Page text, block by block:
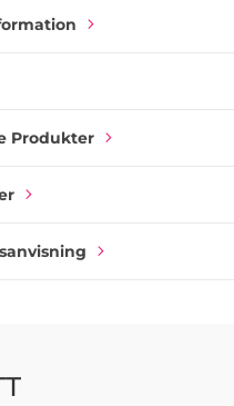
rum och applikationer och
Produkter